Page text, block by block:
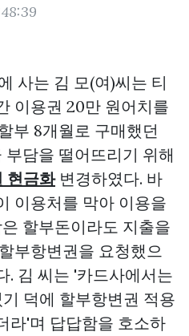
사는 김 모(여)씨는 티
이용권 20만 원어치를
부 8개월로 구매했던
담을 떨어뜨리기 위해
현금화변경하였다. 바
이용처를 막아 이용을
할부돈이라도 지출을
부항변권을 요청했으
. 김 씨는 '카드사에서는
덕에 할부항변권 적용
라'며 답답함을 호소하